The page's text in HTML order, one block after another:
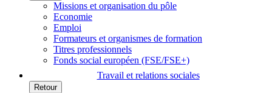
Missions et organisation du pôle
Economie
Emploi
Formateurs et organismes de formation
Titres professionnels
Fonds social européen (FSE/FSE+)
Travail et relations sociales
Retour